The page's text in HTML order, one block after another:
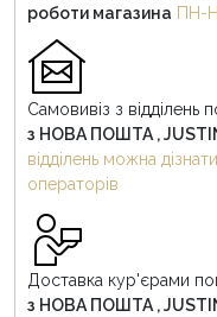
роботи магазина ПН-
Самовивіз з відділень
з НОВА ПОШТА ,
відділень можна
операторів
Доставка кур'єрами
з НОВА ПОШТА ,